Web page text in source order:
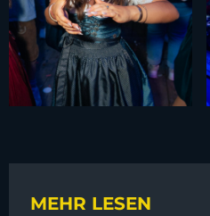
MEHR LESEN